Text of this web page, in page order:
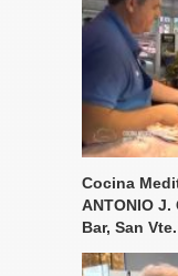
Cocina
ANTONIO J.
Bar, San